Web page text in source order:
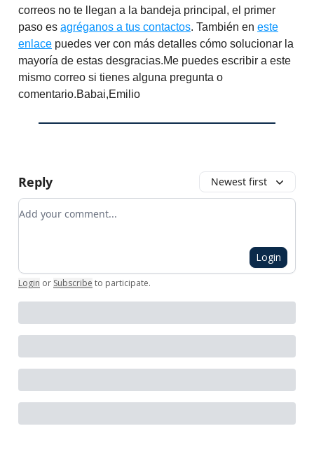
correos no te llegan a la bandeja principal, el primer
paso es agréganos a tus contactos. También en este
enlace puedes ver con más detalles cómo solucionar la
mayoría de estas desgracias.Me puedes escribir a este
mismo correo si tienes alguna pregunta o
comentario.Babai,Emilio
Reply Newest first
Add your comment
Login
Login or Subscribe to participate.